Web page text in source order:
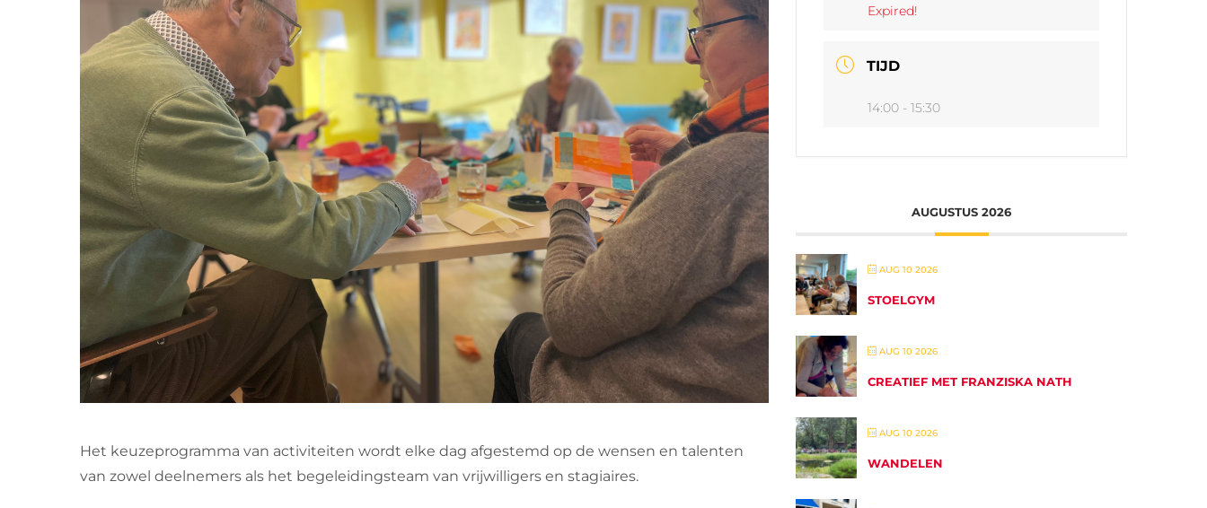
Het keuzeprogramma van activiteiten wordt elke dag afgestemd op de wensen en talenten
van zowel deelnemers als het begeleidingsteam van vrijwilligers en stagiaires.
Expired!
TIJD
14:00 - 15:30
AUGUSTUS 2026
AUG 10 2026
STOELGYM
AUG 10 2026
CREATIEF MET FRANZISKA NATH
AUG 10 2026
WANDELEN